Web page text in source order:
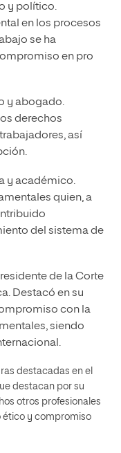
y político.
en los procesos
se ha
en pro
y abogado.
derechos
así
y académico.
quien, a
del sistema de
de la Corte
Destacó en su
con la
siendo
destacadas en el
destacan por su
otros profesionales
ético y compromiso